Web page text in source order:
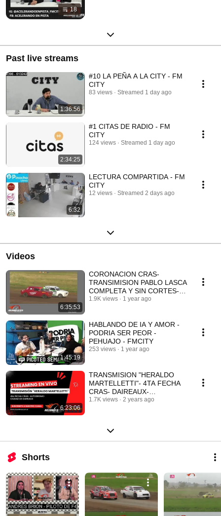
18
Past live streams
1:36:56
#10 LA PEÑA A LA CITY - FM
CITY
83 views Streamed 1 day ago
2:34:25
#1 CITAS DE RADIO - FM
CITY
124 views Streamed 1 day ago
6:32
LECTURA COMPARTIDA - FM
CITY
12 views Streamed 2 days ago
Videos
6:35:53
CORONACION CRAS-
TRANSIMISION PABLO LASCA
COMPLETA Y SIN CORTES-
ACELERANDO EN PISTA-
1.9K views 1 year ago
1:45:19
HABLANDO DE IA Y AMOR -
PODRIA SER PEOR -
PEHUAJO - FMCITY
253 views 1 year ago
6:23:06
TRANSMISION "HERALDO
MARTELLETTI"- 4TA FECHA
CRAS- DAIREAUX-
ACELERANDO EN PISTA- FM
1.7K views 2 years ago
Shorts